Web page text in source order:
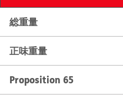
総重量
正味重量
Proposition 65